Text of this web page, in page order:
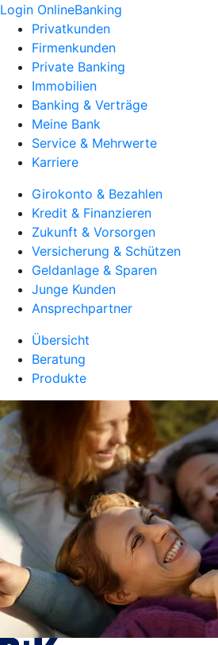
Login OnlineBanking
Privatkunden
Firmenkunden
Private Banking
Immobilien
Banking & Verträge
Meine Bank
Service & Mehrwerte
Karriere
Girokonto & Bezahlen
Kredit & Finanzieren
Zukunft & Vorsorgen
Versicherung & Schützen
Geldanlage & Sparen
Junge Kunden
Ansprechpartner
Übersicht
Beratung
Produkte